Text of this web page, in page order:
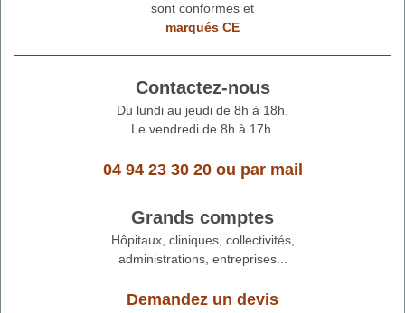
sont conformes et
marqués CE
Contactez-nous
Du lundi au jeudi de 8h à 18h.
Le vendredi de 8h à 17h.
04 94 23 30 20ou par mail
Grands comptes
Hôpitaux, cliniques, collectivités,
administrations, entreprises...
Demandez un devis